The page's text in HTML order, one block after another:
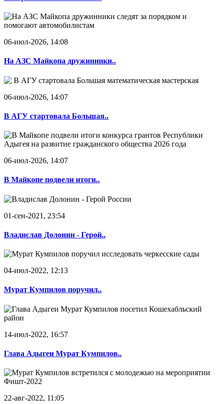
06-июл-2026, 14:08
На АЗС Майкопа дружинники..
06-июл-2026, 14:07
В АГУ стартовала Большая..
06-июл-2026, 14:07
В Майкопе подвели итоги..
01-сен-2021, 23:54
Владислав Долонин - Герой..
04-июл-2022, 12:13
Мурат Кумпилов поручил..
14-июл-2022, 16:57
Глава Адыгеи Мурат Кумпилов..
22-авг-2022, 11:05